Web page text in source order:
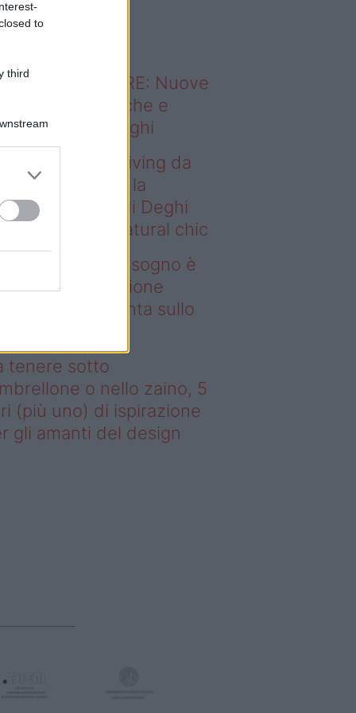
to
third
sapevi che...
ABITARE: Nuove
domestiche e
dei luoghi
– Avere un living da
è possibile: la
Karan di Deghi
sullo stile natural chic
un living da sogno è
la collezione
di Deghi punta sullo
tenere sotto
o nello zaino, 5
(più uno) di ispirazione
gli amanti del design